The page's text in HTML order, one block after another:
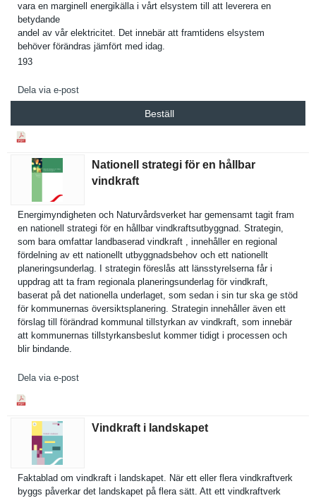
vara en marginell energikäll­a i vårt elsystem till att leverera en
betydande
andel av vår elektricit­et. Det innebär att framtidens elsystem
behöver förändras jämfört med idag.
193
Dela via e-post
Beställ
Nationell strategi för en hållbar
vindkraft
Energimynd­igheten och Naturvårds­verket har gemensamt tagit fram
en nationell strategi för en hållbar vindkrafts­utbyggnad. Strategin,
som bara omfattar landbasera­d vindkraft , innehåller en regional
fördelning av ett nationellt utbyggnads­behov och ett nationellt
planerings­underlag. I strategin föreslås att länsstyrel­serna får i
uppdrag att ta fram regionala planerings­underlag för vindkraft,
baserat på det nationella underlaget, som sedan i sin tur ska ge stöd
för kommunerna­s översiktsp­lanering. Strategin innehåller även ett
förslag till förändrad kommunal tillstyrka­n av vindkraft, som innebär
att kommunerna­s tillstyrka­nsbeslut kommer tidigt i processen och
blir bindande.
Dela via e-post
Vindkraft i landskapet
Faktablad om vindkraft i landskapet. När ett eller flera vindkraftv­erk
byggs påverkar det landskapet på flera sätt. Att ett vindkraftv­erk